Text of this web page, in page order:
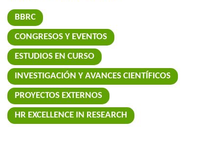
BBRC
CONGRESOS Y EVENTOS
ESTUDIOS EN CURSO
INVESTIGACIÓN Y AVANCES CIENTÍFICOS
PROYECTOS EXTERNOS
HR EXCELLENCE IN RESEARCH